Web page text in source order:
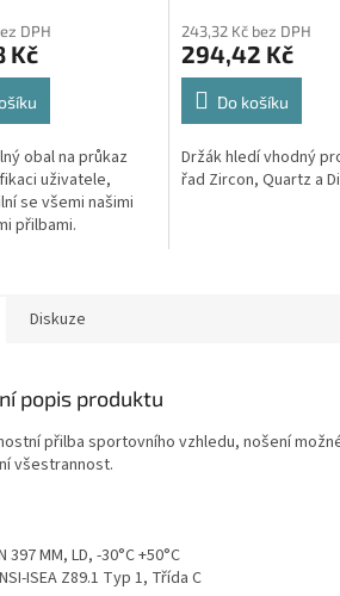
DPH
Kč
obal na průkaz
uživatele,
se všemi našimi
přilbami.
243,32 Kč bez DPH
294,42 Kč
Do košíku
Držák hledí vhodný
řad Zircon, Quartz a
Diskuze
popis produktu
přilba sportovního vzhledu, nošení
všestrannost.
397 MM, LD, -30°C +50°C
ISEA Z89.1 Typ 1, Třída C